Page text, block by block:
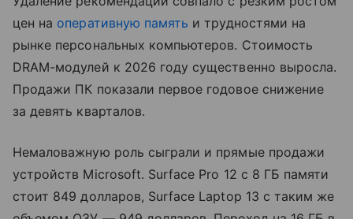
цен на оперативную память и трудностями на
рынке персональных компьютеров. Стоимость
DRAM-модулей к 2026 году существенно выросла.
Продажи ПК показали первое годовое снижение
за девять кварталов.
Немаловажную роль сыграли и прямые продажи
устройств Microsoft. Surface Pro 12 с 8 ГБ памяти
стоит 849 долларов, Surface Laptop 13 с таким же